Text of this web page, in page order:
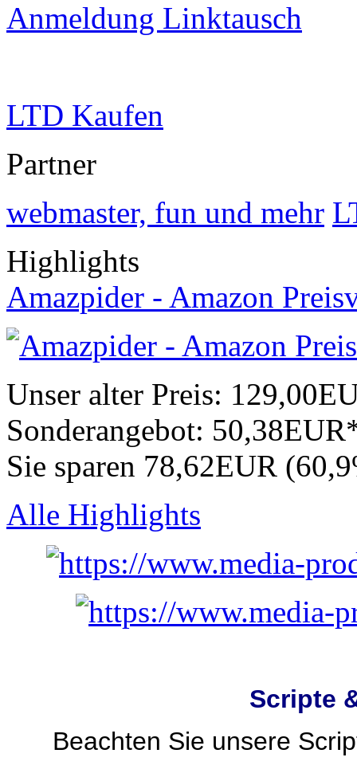
Anmeldung Linktausch
LTD Kaufen
Partner
webmaster, fun und mehr
Highlights
Amazpider - Amazon
Unser alter Preis:
Sonderangebot:
Sie sparen 78,62EUR
Alle Highlights
Scripte
Beachten Sie unsere